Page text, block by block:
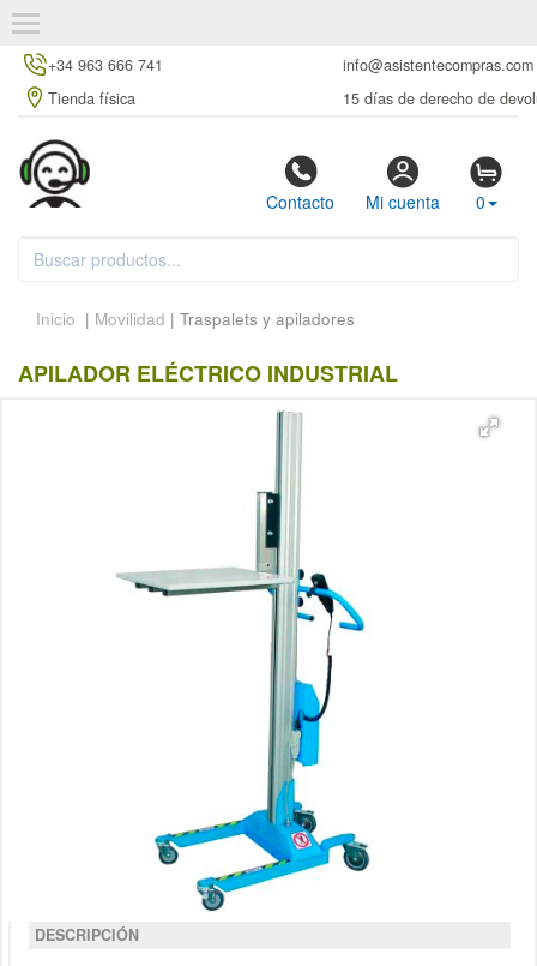
+34 963 666 741
info@asistentecompras.com
Tienda física
15 días de derecho de
Contacto Mi cuenta 0
Inicio | Movilidad | Traspalets y apiladores
APILADOR ELÉCTRICO INDUSTRIAL
DESCRIPCIÓN